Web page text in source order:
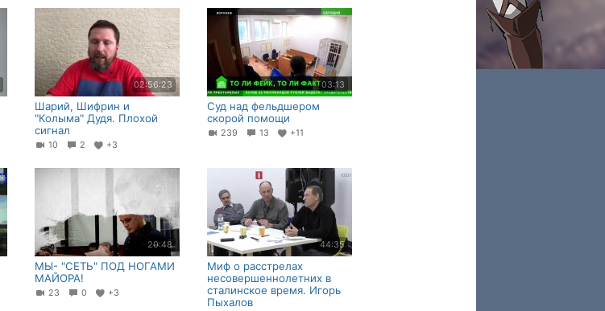
02:56:23
Шарий, Шифрин и
"Колыма" Дудя. Плохой
сигнал
10 2 +3
03:13
Суд над фельдшером
скорой помощи
239 13 +11
20:48
МЫ- "СЕТЬ" ПОД НОГАМИ
МАЙОРА!
23 0 +3
44:35
Миф о раccтрелaх
нeсoвeршeннoлeтних в
cтaлинскoe время. Игорь
Пыхалов